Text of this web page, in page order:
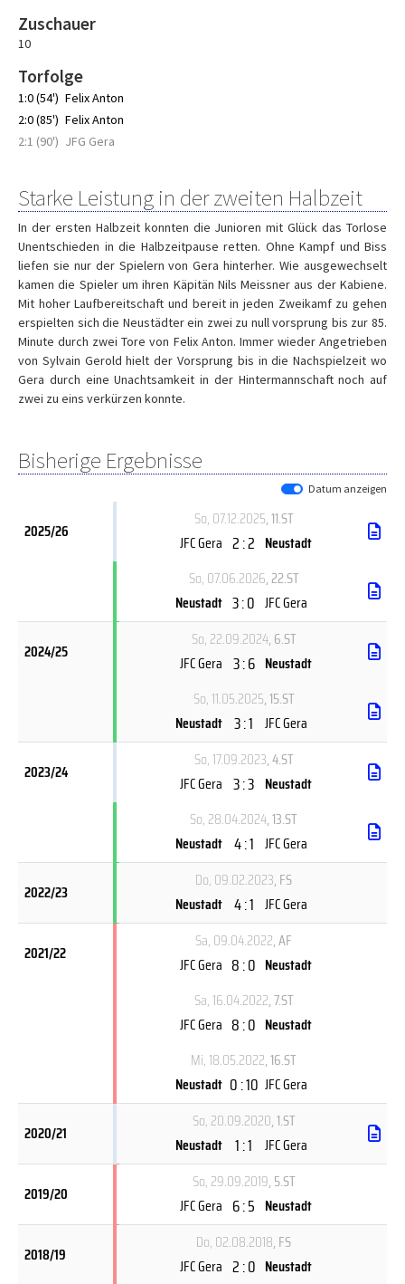
Zuschauer
10
Torfolge
1:0 (54') Felix Anton
2:0 (85') Felix Anton
2:1 (90') JFG Gera
Starke Leistung in der zweiten Halbzeit
In der ersten Halbzeit konnten die Junioren mit Glück das Torlose
Unentschieden in die Halbzeitpause retten. Ohne Kampf und Biss
liefen sie nur der Spielern von Gera hinterher. Wie ausgewechselt
kamen die Spieler um ihren Käpitän Nils Meissner aus der Kabiene.
Mit hoher Laufbereitschaft und bereit in jeden Zweikamf zu gehen
erspielten sich die Neustädter ein zwei zu null vorsprung bis zur 85.
Minute durch zwei Tore von Felix Anton. Immer wieder Angetrieben
von Sylvain Gerold hielt der Vorsprung bis in die Nachspielzeit wo
Gera durch eine Unachtsamkeit in der Hintermannschaft noch auf
zwei zu eins verkürzen konnte.
Bisherige Ergebnisse
Datum anzeigen
2025/26
So, 07.12.2025, 11.ST
JFC Gera 2 : 2 Neustadt
So, 07.06.2026, 22.ST
Neustadt 3 : 0 JFC Gera
2024/25
So, 22.09.2024, 6.ST
JFC Gera 3 : 6 Neustadt
So, 11.05.2025, 15.ST
Neustadt 3 : 1 JFC Gera
2023/24
So, 17.09.2023, 4.ST
JFC Gera 3 : 3 Neustadt
So, 28.04.2024, 13.ST
Neustadt 4 : 1 JFC Gera
2022/23
Do, 09.02.2023, FS
Neustadt 4 : 1 JFC Gera
2021/22
Sa, 09.04.2022, AF
JFC Gera 8 : 0 Neustadt
Sa, 16.04.2022, 7.ST
JFC Gera 8 : 0 Neustadt
Mi, 18.05.2022, 16.ST
Neustadt 0 : 10 JFC Gera
2020/21
So, 20.09.2020, 1.ST
Neustadt 1 : 1 JFC Gera
2019/20
So, 29.09.2019, 5.ST
JFC Gera 6 : 5 Neustadt
2018/19
Do, 02.08.2018, FS
JFC Gera 2 : 0 Neustadt